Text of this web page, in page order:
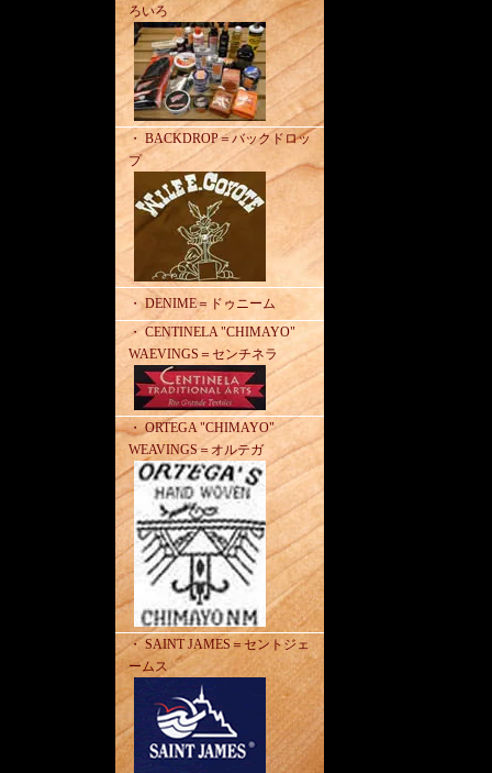
ろいろ
・ BACKDROP＝バックドロッ
プ
・ DENIME＝ドゥニーム
・ CENTINELA "CHIMAYO"
WAEVINGS＝センチネラ
・ ORTEGA "CHIMAYO"
WEAVINGS＝オルテガ
・ SAINT JAMES＝セントジェ
ームス